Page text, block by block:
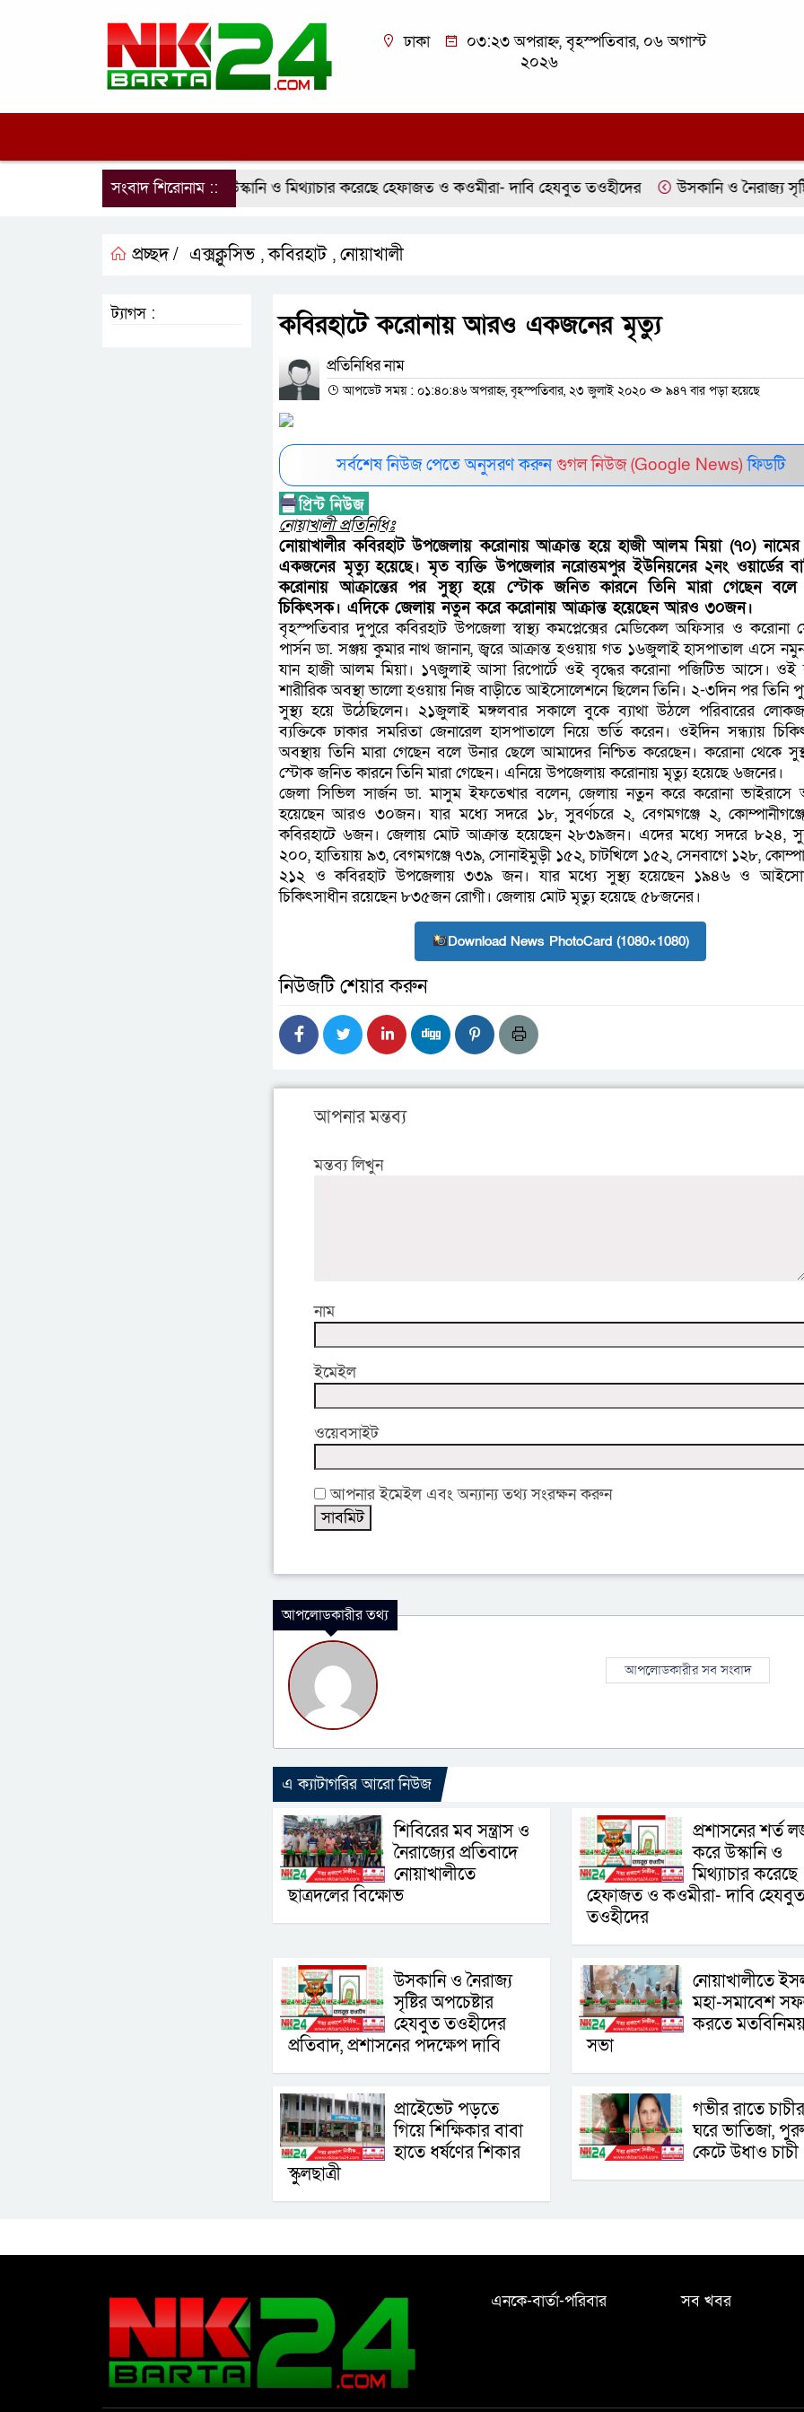
ঢাকা
০৩:২৩ অপরাহ্ন, বৃহস্পতিবার, ০৬ অগাস্ট
২০২৬
সংবাদ শিরোনাম ::
প্রশাসনের শর্ত লঙ্ঘন করে উস্কানি ও মিথ্যাচার করেছে হেফাজত ও কওমীরা- দাবি হেযবুত তওহীদের উসকানি ও নৈরাজ্য সৃষ্টির
প্রচ্ছদ / এক্সক্লুসিভ ,কবিরহাট , নোয়াখালী
কবিরহাটে করোনায় আরও একজনের মৃত্যু
প্রতিনিধির নাম
আপডেট সময় : ০১:৪০:৪৬ অপরাহ্ন, বৃহস্পতিবার, ২৩ জুলাই ২০২০ ৯৪৭ বার পড়া হয়েছে
সর্বশেষ নিউজ পেতে অনুসরণ করুনগুগল নিউজ (Google News) ফিডটি
নোয়াখালী প্রতিনিধিঃ
নোয়াখালীর কবিরহাট উপজেলায় করোনায় আক্রান্ত হয়ে হাজী আলম মিয়া (৭০)
একজনের মৃত্যু হয়েছে। মৃত ব্যক্তি উপজেলার নরোত্তমপুর ইউনিয়নের ২নং ওয়ার্ডের
করোনায় আক্রান্তের পর সুস্থ্য হয়ে স্টোক জনিত কারনে তিনি মারা গেছেন
চিকিৎসক। এদিকে জেলায় নতুন করে করোনায় আক্রান্ত হয়েছেন আরও ৩০জন।
বৃহস্পতিবার দুপুরে কবিরহাট উপজেলা স্বাস্থ্য কমপ্লেক্সের মেডিকেল অফিসার ও করোনা
পার্সন ডা. সঞ্জয় কুমার নাথ জানান, জ্বরে আক্রান্ত হওয়ায় গত ১৬জুলাই হাসপাতাল এসে
যান হাজী আলম মিয়া। ১৭জুলাই আসা রিপোর্টে ওই বৃদ্ধের করোনা পজিটিভ আসে। ওই
শারীরিক অবস্থা ভালো হওয়ায় নিজ বাড়ীতে আইসোলেশনে ছিলেন তিনি। ২-৩দিন পর তিনি
সুস্থ্য হয়ে উঠেছিলেন। ২১জুলাই মঙ্গলবার সকালে বুকে ব্যাথা উঠলে পরিবারের
ব্যক্তিকে ঢাকার সমরিতা জেনারেল হাসপাতালে নিয়ে ভর্তি করেন। ওইদিন সন্ধ্যায়
অবস্থায় তিনি মারা গেছেন বলে উনার ছেলে আমাদের নিশ্চিত করেছেন। করোনা থেকে
স্টোক জনিত কারনে তিনি মারা গেছেন। এনিয়ে উপজেলায় করোনায় মৃত্যু হয়েছে ৬জনের।
জেলা সিভিল সার্জন ডা. মাসুম ইফতেখার বলেন, জেলায় নতুন করে করোনা ভাইরাসে
হয়েছেন আরও ৩০জন। যার মধ্যে সদরে ১৮, সুবর্ণচরে ২, বেগমগঞ্জে ২,
কবিরহাটে ৬জন। জেলায় মোট আক্রান্ত হয়েছেন ২৮৩৯জন। এদের মধ্যে সদরে ৮২৪,
২০০, হাতিয়ায় ৯৩, বেগমগঞ্জে ৭৩৯, সোনাইমুড়ী ১৫২, চাটখিলে ১৫২, সেনবাগে ১২৮,
২১২ ও কবিরহাট উপজেলায় ৩৩৯ জন। যার মধ্যে সুস্থ্য হয়েছেন ১৯৪৬ ও
চিকিৎসাধীন রয়েছেন ৮৩৫জন রোগী। জেলায় মোট মৃত্যু হয়েছে ৫৮জনের।
Download News PhotoCard (1080×1080)
নিউজটি শেয়ার করুন
আপনার মন্তব্য
মন্তব্য লিখুন
নাম
ইমেইল
ওয়েবসাইট
আপনার ইমেইল এবং অন্যান্য তথ্য সংরক্ষন করুন
আপলোডকারীর তথ্য
আপলোডকারীর সব সংবাদ
এ ক্যাটাগরির আরো নিউজ
শিবিরের মব সন্ত্রাস ও
নৈরাজ্যের প্রতিবাদে
নোয়াখালীতে
ছাত্রদলের বিক্ষোভ
প্রশাসনের শর্ত
করে উস্কানি ও
মিথ্যাচার করেছে
হেফাজত ও কওমীরা- দাবি হেযবুত
তওহীদের
উসকানি ও নৈরাজ্য
সৃষ্টির অপচেষ্টার
হেযবুত তওহীদের
প্রতিবাদ, প্রশাসনের পদক্ষেপ দাবি
নোয়াখালীতে
মহা-সমাবেশ
করতে
সভা
প্রাইেভেট পড়তে
গিয়ে শিক্ষিকার বাবা
হাতে ধর্ষণের শিকার
স্কুলছাত্রী
গভীর রাতে চাচীর
ঘরে ভাতিজা,
কেটে উধাও চাচী
ট্যাগস :
এনকে-বার্তা-পরিবার সব খবর